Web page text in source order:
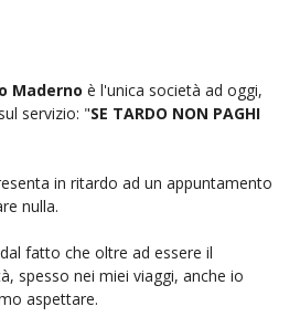
Maderno è l'unica società ad oggi,
servizio: "SE TARDO NON PAGHI
in ritardo ad un appuntamento
nulla.
fatto che oltre ad essere il
spesso nei miei viaggi, anche io
aspettare.